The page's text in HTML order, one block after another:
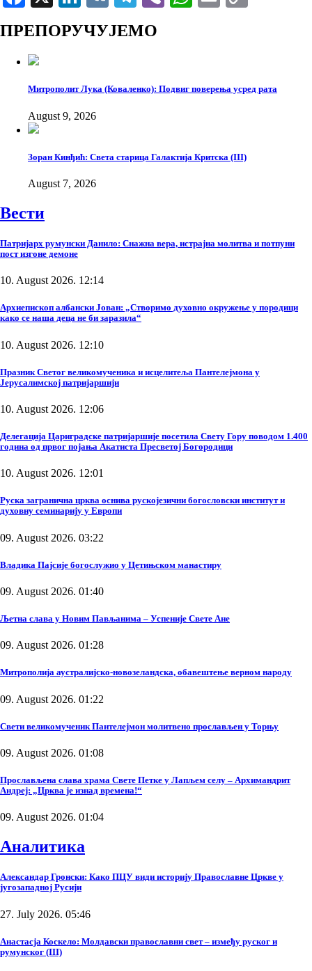
ПРЕПОРУЧУЈЕМО
Митрополит Лука (Коваленко): Подвиг поверења усред рата
August 9, 2026
Зоран Кинђић: Света старица Галактија Критска (III)
August 7, 2026
Вести
Патријарх румунски Данило: Снажна вера, истрајна молитва и потпуни
пост изгоне демоне
10. August 2026. 12:14
Архиепископ албански Јован: „Створимо духовно окружење у породици
како се наша деца не би заразила“
10. August 2026. 12:10
Празник Светог великомученика и исцелитеља Пантелејмона у
Јерусалимској патријаршији
10. August 2026. 12:06
Делегација Цариградске патријаршије посетила Свету Гору поводом 1.400
година од првог појања Акатиста Пресветој Богородици
10. August 2026. 12:01
Руска загранична црква оснива рускојезични богословски институт и
духовну семинарију у Европи
09. August 2026. 03:22
Владика Пајсије богослужио у Цетињском манастиру
09. August 2026. 01:40
Љетна слава у Новим Пављанима – Успеније Свете Ане
09. August 2026. 01:28
Митрополија аустралијско-новозеландска, обавештење верном народу
09. August 2026. 01:22
Свети великомученик Пантелејмон молитвено прослављен у Торњу
09. August 2026. 01:08
Прослављена слава храма Свете Петке у Лапљем селу – Архимандрит
Андреј: „Црква је изнад времена!“
09. August 2026. 01:04
Аналитика
Александар Гронски: Како ПЦУ види историју Православне Цркве у
југозападној Русији
27. July 2026. 05:46
Анастасја Коскело: Молдавски православни свет – између руског и
румунског (III)